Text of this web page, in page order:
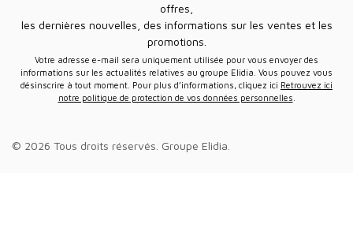
offres,
les dernières nouvelles, des informations sur les ventes et les
promotions.
Votre adresse e-mail sera uniquement utilisée pour vous envoyer des
informations sur les actualités relatives au groupe Elidia. Vous pouvez vous
désinscrire à tout moment. Pour plus d’informations, cliquez ici Retrouvez ici
notre politique de protection de vos données personnelles
© 2026 Tous droits réservés. Groupe Elidia